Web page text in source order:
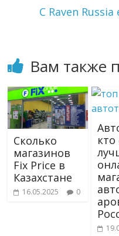
i
С Raven
Вам также
Сколько
магазинов
Fix Price в
Казахстане
16.05.2025 0
кто